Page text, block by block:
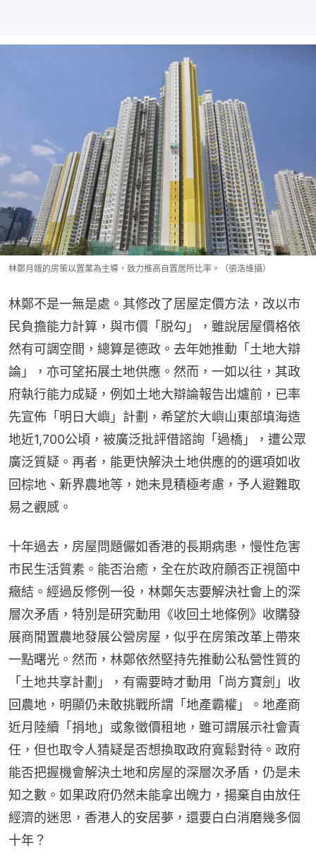
林鄭月娥的房策以置業為主導，致力推高自置居所比率。（張浩維攝）
林鄭不是一無是處。其修改了居屋定價方法，改以市
民負擔能力計算，與市價「脱勾」，雖說居屋價格依
然有可調空間，總算是德政。去年她推動「土地大辯
論」，亦可望拓展土地供應。然而，一如以往，其政
府執行能力成疑，例如土地大辯論報告出爐前，已率
先宣佈「明日大嶼」計劃，希望於大嶼山東部填海造
地近1,700公頃，被廣泛批評借諮詢「過橋」，遭公眾
廣泛質疑。再者，能更快解決土地供應的的選項如收
回棕地、新界農地等，她未見積極考慮，予人避難取
易之觀感。
十年過去，房屋問題儼如香港的長期病患，慢性危害
市民生活質素。能否治癒，全在於政府願否正視箇中
癥結。經過反修例一役，林鄭矢志要解決社會上的深
層次矛盾，特別是研究動用《收回土地條例》收購發
展商閒置農地發展公營房屋，似乎在房策改革上帶來
一點曙光。然而，林鄭依然堅持先推動公私營性質的
「土地共享計劃」，有需要時才動用「尚方寶劍」收
回農地，明顯仍未敢挑戰所謂「地產霸權」。地產商
近月陸續「捐地」或象徵價租地，雖可謂展示社會責
任，但也取令人猜疑是否想換取政府寬鬆對待。政府
能否把握機會解決土地和房屋的深層次矛盾，仍是未
知之數。如果政府仍然未能拿出魄力，揚棄自由放任
經濟的迷思，香港人的安居夢，還要白白消磨幾多個
十年？